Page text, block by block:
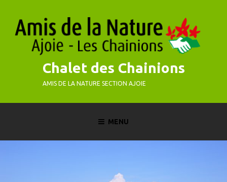
content
Chalet des Chainions
AMIS DE LA NATURE SECTION AJOIE
MENU